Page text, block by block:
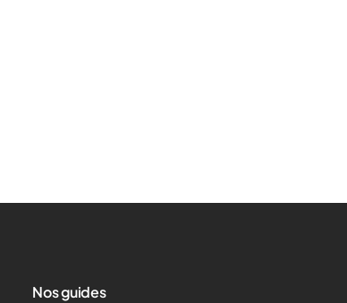
Nos guides